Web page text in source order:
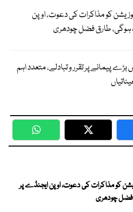
کو مذاکرات کی دعوت، اوپن
ہوگی، طارق فضل چودھری
پیمانے پر تقرر و تبادلے، متعدد اہم
WhatsApp Twitter
کو مذاکرات کی دعوت، اوپن ایجنڈے پر
فضل چودھری